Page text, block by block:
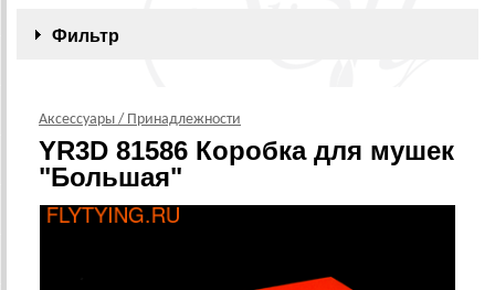
Фильтр
Аксессуары / Принадлежности
YR3D 81586 Коробка для мушек
"Большая"